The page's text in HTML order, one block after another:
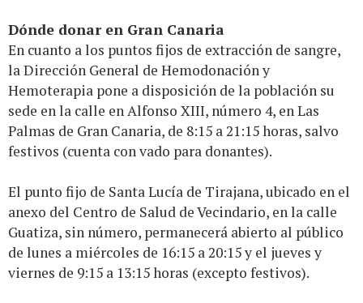
Dónde donar en Gran Canaria
En cuanto a los puntos fijos de extracción de sangre,
la Dirección General de Hemodonación y
Hemoterapia pone a disposición de la población su
sede en la calle en Alfonso XIII, número 4, en Las
Palmas de Gran Canaria, de 8:15 a 21:15 horas, salvo
festivos (cuenta con vado para donantes).
El punto fijo de Santa Lucía de Tirajana, ubicado en el
anexo del Centro de Salud de Vecindario, en la calle
Guatiza, sin número, permanecerá abierto al público
de lunes a miércoles de 16:15 a 20:15 y el jueves y
viernes de 9:15 a 13:15 horas (excepto festivos).